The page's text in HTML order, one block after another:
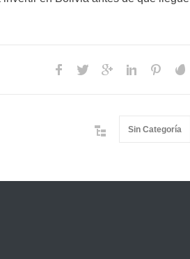
Sin Categoría